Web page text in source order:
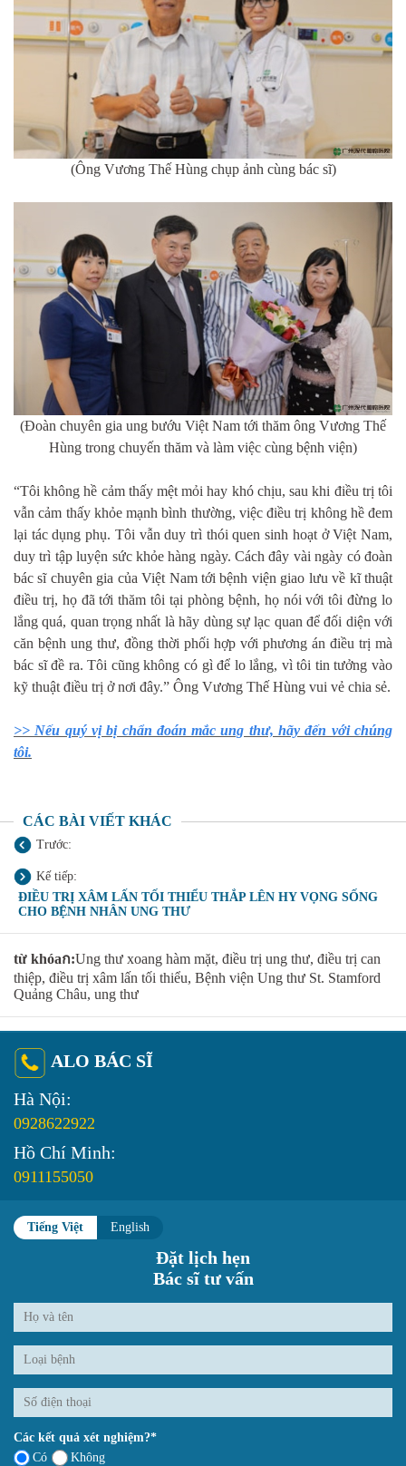
(Ông Vương Thế Hùng chụp ảnh cùng bác sĩ)
(Đoàn chuyên gia ung bướu Việt Nam tới thăm ông Vương Thế
Hùng trong chuyến thăm và làm việc cùng bệnh viện)
“Tôi không hề cảm thấy mệt mỏi hay khó chịu, sau khi điều trị tôi
vẫn cảm thấy khỏe mạnh bình thường, việc điều trị không hề đem
lại tác dụng phụ. Tôi vẫn duy trì thói quen sinh hoạt ở Việt Nam,
duy trì tập luyện sức khỏe hàng ngày. Cách đây vài ngày có đoàn
bác sĩ chuyên gia của Việt Nam tới bệnh viện giao lưu về kĩ thuật
điều trị, họ đã tới thăm tôi tại phòng bệnh, họ nói với tôi đừng lo
lắng quá, quan trọng nhất là hãy dùng sự lạc quan để đối diện với
căn bệnh ung thư, đồng thời phối hợp với phương án điều trị mà
bác sĩ đề ra. Tôi cũng không có gì để lo lắng, vì tôi tin tưởng vào
kỹ thuật điều trị ở nơi đây.” Ông Vương Thế Hùng vui vẻ chia sẻ.
>> Nếu quý vị bị chẩn đoán mắc ung thư, hãy đến với chúng
tôi.
CÁC BÀI VIẾT KHÁC
Trước:
Kế tiếp:
ĐIỀU TRỊ XÂM LẤN TỐI THIỂU THẮP LÊN HY VỌNG SỐNG
CHO BỆNH NHÂN UNG THƯ
từ khóaก:Ung thư xoang hàm mặt, điều trị ung thư, điều trị can
thiệp, điều trị xâm lấn tối thiểu, Bệnh viện Ung thư St. Stamford
Quảng Châu, ung thư
ALO BÁC SĨ
Hà Nội:
0928622922
Hồ Chí Minh:
0911155050
Tiếng Việt English
Đặt lịch hẹn
Bác sĩ tư vấn
Các kết quả xét nghiệm?*
Có
Không